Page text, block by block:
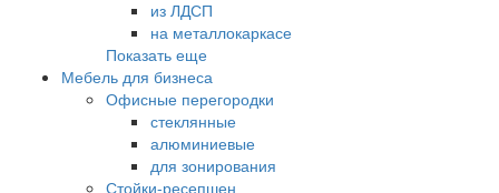
из ЛДСП
на металлокаркасе
Показать еще
Мебель для бизнеса
Офисные перегородки
стеклянные
алюминиевые
для зонирования
Стойки-ресепшен